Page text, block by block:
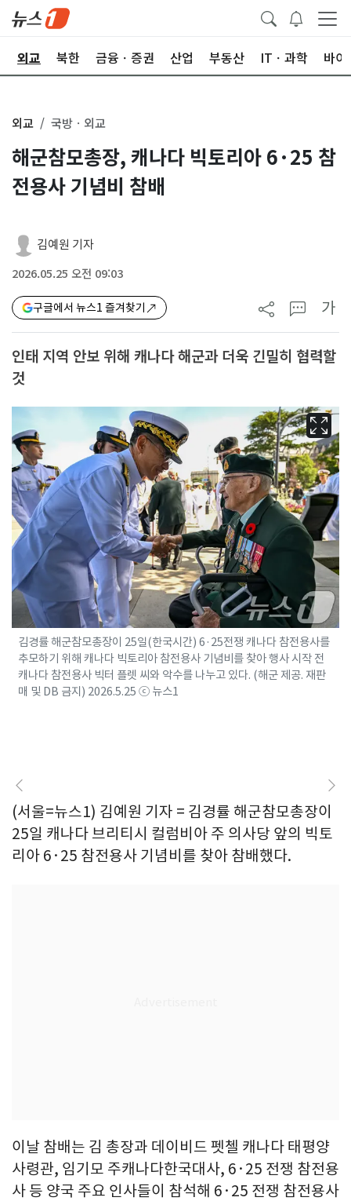
외교 북한 금융ㆍ증권 산업 부동산 ITㆍ과학 바이
외교 국방ㆍ외교
해군참모총장, 캐나다 빅토리아 6·25 참
전용사 기념비 참배
김예원 기자
2026.05.25 오전 09:03
구글에서 뉴스1 즐겨찾기 가
인태 지역 안보 위해 캐나다 해군과 더욱 긴밀히 협력할
것
김경률 해군참모총장이 25일(한국시간) 6·25전쟁 캐나다 참전용사를
추모하기 위해 캐나다 빅토리아 참전용사 기념비를 찾아 행사 시작 전
캐나다 참전용사 빅터 플렛 씨와 악수를 나누고 있다. (해군 제공. 재판
매 및 DB 금지) 2026.5.25 ⓒ 뉴스1
(서울=뉴스1) 김예원 기자 = 김경률 해군참모총장이
25일 캐나다 브리티시 컬럼비아 주 의사당 앞의 빅토
리아 6·25 참전용사 기념비를 찾아 참배했다.
이날 참배는 김 총장과 데이비드 펫첼 캐나다 태평양
사령관, 임기모 주캐나다한국대사, 6·25 전쟁 참전용
사 등 양국 주요 인사들이 참석해 6·25 전쟁 참전용사